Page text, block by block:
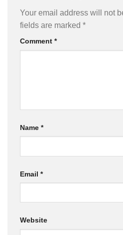
Your email address will not
fields are marked *
Comment *
Name *
Email *
Website